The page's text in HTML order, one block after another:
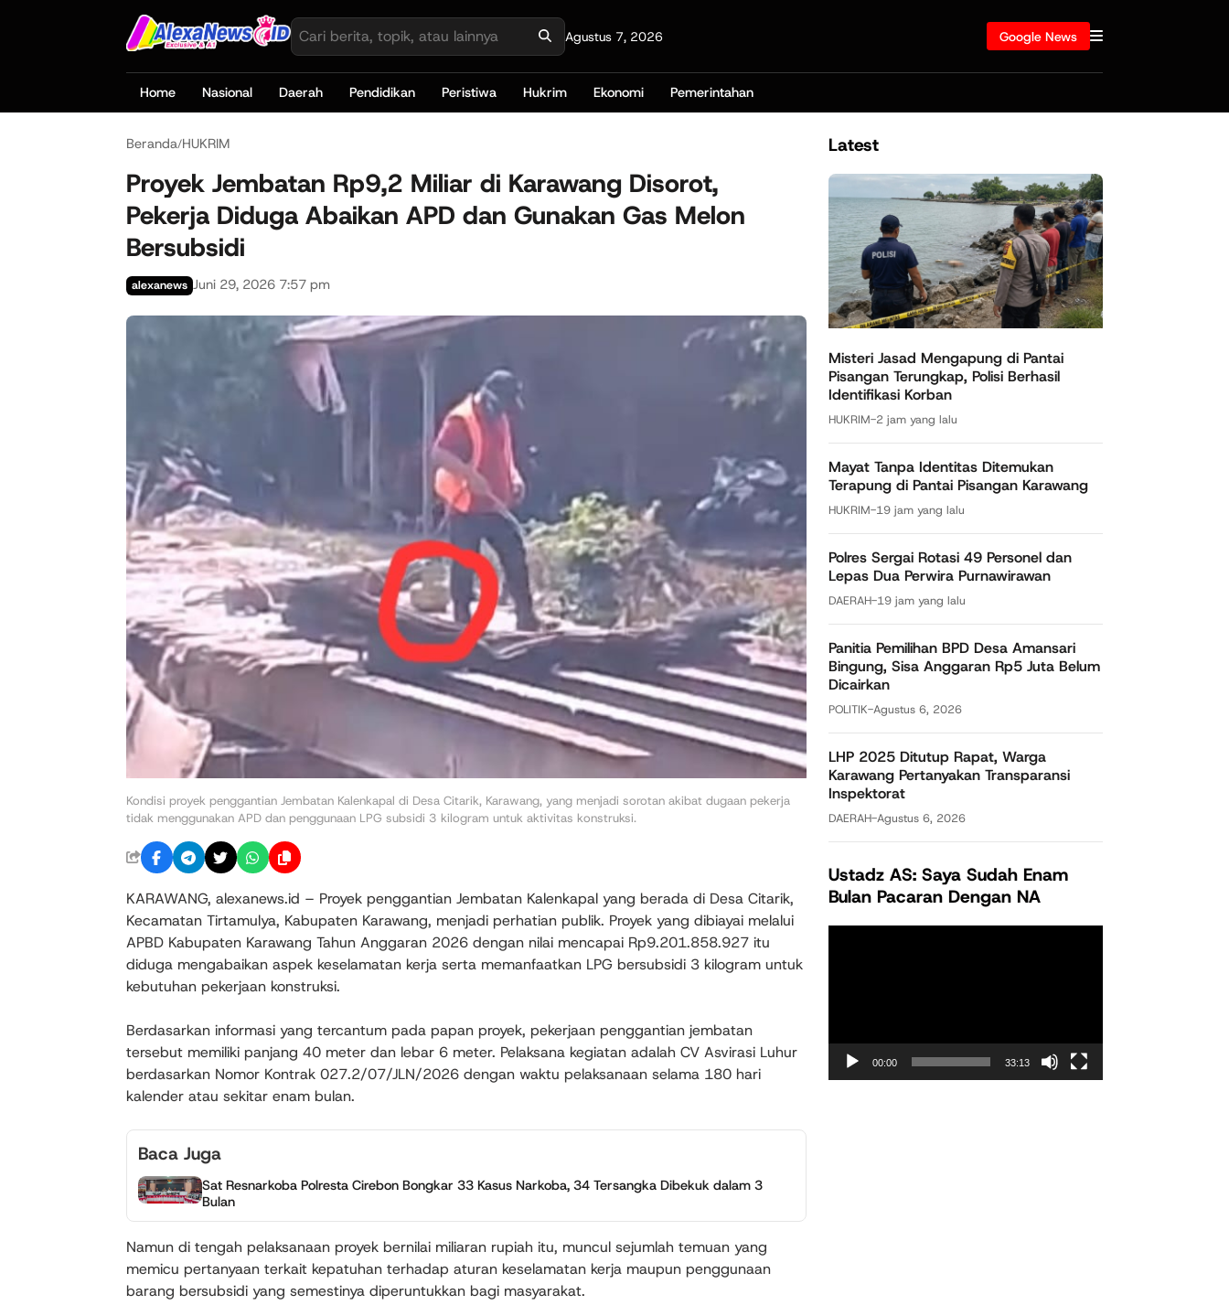
Agustus 7, 2026 Google News
Home Nasional Daerah Pendidikan Peristiwa Hukrim Ekonomi Pemerintahan
Beranda/HUKRIM
Proyek Jembatan Rp9,2 Miliar di Karawang Disorot,
Pekerja Diduga Abaikan APD dan Gunakan Gas Melon
Bersubsidi
alexanews Juni 29, 2026 7:57 pm
Kondisi proyek penggantian Jembatan Kalenkapal di Desa Citarik, Karawang, yang menjadi sorotan akibat dugaan pekerja
tidak menggunakan APD dan penggunaan LPG subsidi 3 kilogram untuk aktivitas konstruksi.
KARAWANG, alexanews.id – Proyek penggantian Jembatan Kalenkapal yang berada di Desa Citarik,
Kecamatan Tirtamulya, Kabupaten Karawang, menjadi perhatian publik. Proyek yang dibiayai melalui
APBD Kabupaten Karawang Tahun Anggaran 2026 dengan nilai mencapai Rp9.201.858.927 itu
diduga mengabaikan aspek keselamatan kerja serta memanfaatkan LPG bersubsidi 3 kilogram untuk
kebutuhan pekerjaan konstruksi.
Berdasarkan informasi yang tercantum pada papan proyek, pekerjaan penggantian jembatan
tersebut memiliki panjang 40 meter dan lebar 6 meter. Pelaksana kegiatan adalah CV Asvirasi Luhur
berdasarkan Nomor Kontrak 027.2/07/JLN/2026 dengan waktu pelaksanaan selama 180 hari
kalender atau sekitar enam bulan.
Baca Juga
Sat Resnarkoba Polresta Cirebon Bongkar 33 Kasus Narkoba, 34 Tersangka Dibekuk dalam 3
Bulan
Namun di tengah pelaksanaan proyek bernilai miliaran rupiah itu, muncul sejumlah temuan yang
memicu pertanyaan terkait kepatuhan terhadap aturan keselamatan kerja maupun penggunaan
barang bersubsidi yang semestinya diperuntukkan bagi masyarakat.
Latest
Misteri Jasad Mengapung di Pantai
Pisangan Terungkap, Polisi Berhasil
Identifikasi Korban
HUKRIM-2 jam yang lalu
Mayat Tanpa Identitas Ditemukan
Terapung di Pantai Pisangan Karawang
HUKRIM-19 jam yang lalu
Polres Sergai Rotasi 49 Personel dan
Lepas Dua Perwira Purnawirawan
DAERAH-19 jam yang lalu
Panitia Pemilihan BPD Desa Amansari
Bingung, Sisa Anggaran Rp5 Juta Belum
Dicairkan
POLITIK-Agustus 6, 2026
LHP 2025 Ditutup Rapat, Warga
Karawang Pertanyakan Transparansi
Inspektorat
DAERAH-Agustus 6, 2026
Ustadz AS: Saya Sudah Enam
Bulan Pacaran Dengan NA
00:00 33:13